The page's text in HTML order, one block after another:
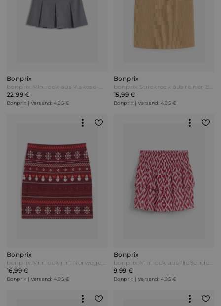
Bonprix
bonprix Minirock aus Viskose-Mix Grau
22,99 €
Bonprix | Versand: 4,95 €
Bonprix
bonprix Strickrock aus reiner Baumwolle Beige
15,99 €
Bonprix | Versand: 4,95 €
Bonprix
bonprix Minirock mit Norwegermuster aus Baumwoll-Elasthan-Mix Rot
16,99 €
Bonprix | Versand: 4,95 €
Bonprix
bonprix Minirock aus fließender Viskose Rot
9,99 €
Bonprix | Versand: 4,95 €